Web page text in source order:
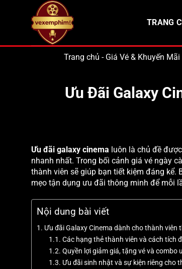
dung
TRANG
Trang chủ - Giá Vé & Khuyến
Ưu Đãi Galaxy
Ưu đãi galaxy cinema luôn là chủ đề
nhanh nhất. Trong bối cảnh giá vé ngày
thành viên sẽ giúp bạn tiết kiệm đáng kể.
mẹo tận dụng ưu đãi thông minh để mỗi
Nội dung bài viết
Ưu đãi Galaxy Cinema dành cho thành viên
Các hạng thẻ thành viên và cách tích
Quyền lợi giảm giá, tặng vé và combo
Ưu đãi sinh nhật và sự kiện riêng cho